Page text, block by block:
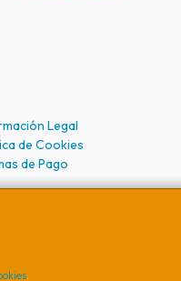
.
Legal
de Cookies
de Pago
74691871S - Tfno: